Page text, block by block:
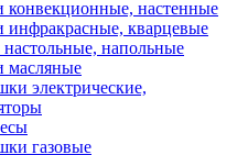
конвекционные, настенные
инфракрасные, кварцевые
напольные
масляные
электрические,
газовые